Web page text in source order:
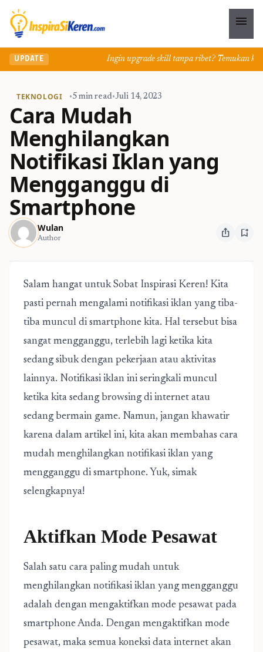
menu
UPDATE Ingin upgrade skill tanpa ribet? Temukan kelas
TEKNOLOGI •5 min read•Juli 14, 2023
Cara Mudah
Menghilangkan
Notifikasi Iklan yang
Mengganggu di
Smartphone
Wulan
Author ios_share bookmark_add
Salam hangat untuk Sobat Inspirasi Keren! Kita
pasti pernah mengalami notifikasi iklan yang tiba-
tiba muncul di smartphone kita. Hal tersebut bisa
sangat mengganggu, terlebih lagi ketika kita
sedang sibuk dengan pekerjaan atau aktivitas
lainnya. Notifikasi iklan ini seringkali muncul
ketika kita sedang browsing di internet atau
sedang bermain game. Namun, jangan khawatir
karena dalam artikel ini, kita akan membahas cara
mudah menghilangkan notifikasi iklan yang
mengganggu di smartphone. Yuk, simak
selengkapnya!
Aktifkan Mode Pesawat
Salah satu cara paling mudah untuk
menghilangkan notifikasi iklan yang mengganggu
adalah dengan mengaktifkan mode pesawat pada
smartphone Anda. Dengan mengaktifkan mode
pesawat, maka semua koneksi data internet akan